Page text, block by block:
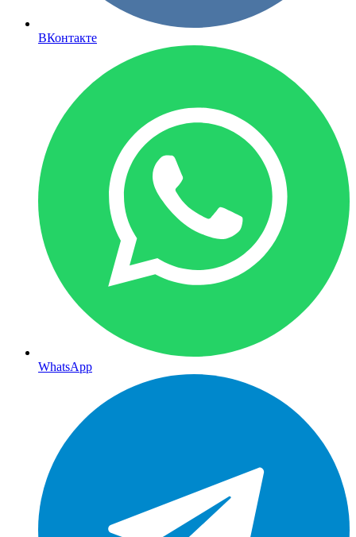
ВКонтакте
WhatsApp